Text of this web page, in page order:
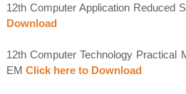
12th Computer Application Reduced
Download
12th Computer Technology Practical
EM Click here to Download